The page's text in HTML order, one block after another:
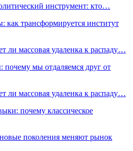
инструмент: кто…
как трансформируется институт
ли массовая удаленка к распаду…
почему мы отдаляемся друг от
ли массовая удаленка к распаду…
почему классическое
поколения меняют рынок